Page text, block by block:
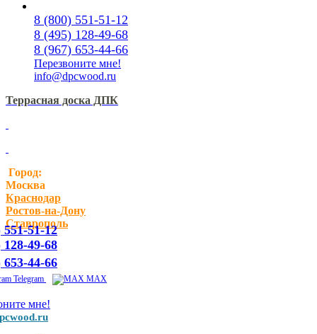
8 (800) 551-51-12
8 (495) 128-49-68
8 (967) 653-44-66
Перезвоните мне!
info@dpcwood.ru
Террасная доска ДПК
Город:
Москва
Краснодар
Ростов-на-Дону
Ставрополь
551-51-12
128-49-68
653-44-66
Telegram MAX
мне!